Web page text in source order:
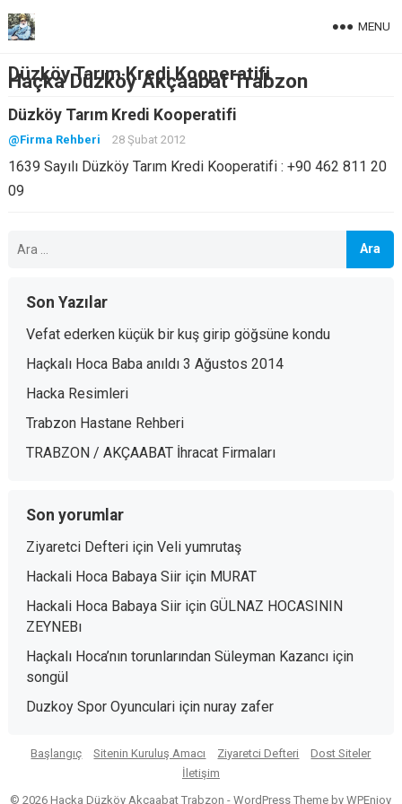
Haçka Düzköy Akçaabat Trabzon
MENU
Düzköy Tarım Kredi Kooperatifi
Düzköy Tarım Kredi Kooperatifi
@Firma Rehberi 28 Şubat 2012
1639 Sayılı Düzköy Tarım Kredi Kooperatifi : +90 462 811 20
09
Son Yazılar
Vefat ederken küçük bir kuş girip göğsüne kondu
Haçkalı Hoca Baba anıldı 3 Ağustos 2014
Hacka Resimleri
Trabzon Hastane Rehberi
TRABZON / AKÇAABAT İhracat Firmaları
Son yorumlar
Ziyaretci Defteriiçin Veli yumrutaş
Hackali Hoca Babaya Siiriçin MURAT
Hackali Hoca Babaya Siiriçin GÜLNAZ HOCASININ
ZEYNEBı
Haçkalı Hoca’nın torunlarından Süleyman Kazancıiçin
songül
Duzkoy Spor Oyunculariiçin nuray zafer
Başlangıç Sitenin Kuruluş Amacı Ziyaretci Defteri
Dost Siteler
İletişim
© 2026 Haçka Düzköy Akçaabat Trabzon -WordPress Theme byWPEnjoy